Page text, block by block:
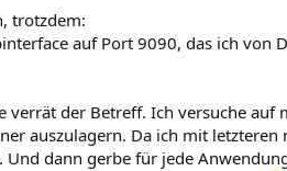
trotzdem:
auf Port 9090, das ich von
verrät der Betreff. Ich versuche
auszulagern. Da ich mit
dann gerbe für jede